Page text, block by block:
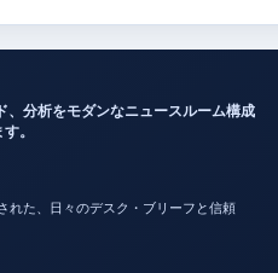
、分析をモダンなニュースルーム構成
。
れた、日々のデスク・ブリーフと信頼